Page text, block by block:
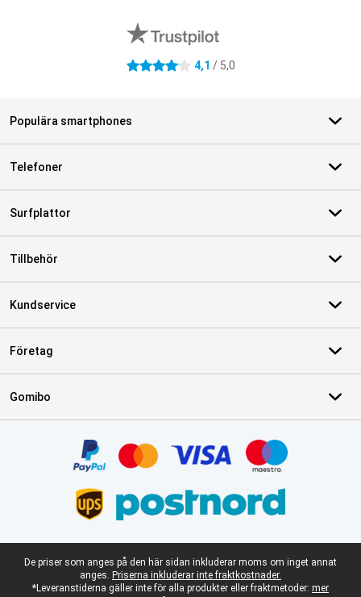
4.1 stjärnor 4,1 / 5,0
Populära smartphones
Telefoner
Surfplattor
Tillbehör
Kundservice
Företag
Gomibo
Juridisk fotnot
De priser som anges på den här sidan inkluderar moms om inget annat
anges. Priserna inkluderar inte fraktkostnader.
*Leveranstiderna gäller inte för alla produkter eller fraktmetoder: mer